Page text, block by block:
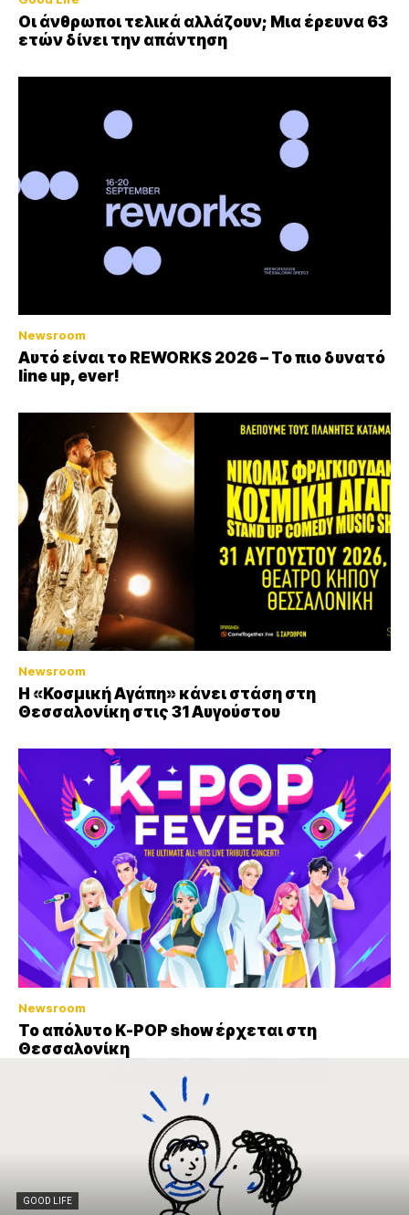
Οι άνθρωποι τελικά αλλάζουν; Μια έρευνα 63
ετών δίνει την απάντηση
Newsroom
Αυτό είναι το REWORKS 2026 – Το πιο δυνατό
line up, ever!
Newsroom
Η «Κοσμική Αγάπη» κάνει στάση στη
Θεσσαλονίκη στις 31 Αυγούστου
Newsroom
Το απόλυτο K-POP show έρχεται στη
Θεσσαλονίκη
GOOD LIFE